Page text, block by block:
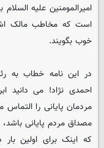
امیرالمومنین علیه
است که مخاطب مالک
خوب بگویند.
در این نامه خطاب به
احمدی نژاد! می دانید
مردمان پایانی را
مصداق مردم پایانی
که اینک برای اولین